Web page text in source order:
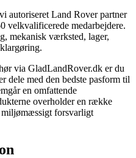
autoriseret Land Rover partner
velkvalificerede medarbejdere.
mekanisk værksted, lager,
via GladLandRover.dk er du
dele med den bedste pasform til
en omfattende
overholder en række
forsvarligt